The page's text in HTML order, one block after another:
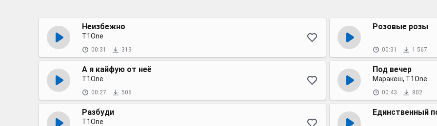
Неизбежно
T1One
00:31 319
Розовые розы
00:31 1 567
А я кайфую от неё
T1One
00:27 506
Под вечер
Маракеш, T1One
00:43 802
Разбуди
T1One
Единственный